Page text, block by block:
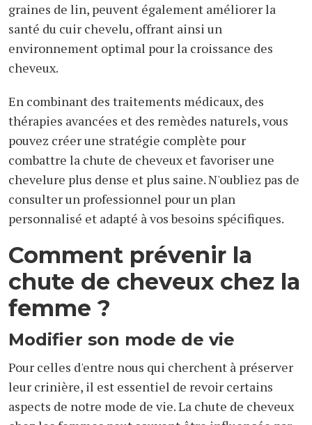
graines de lin, peuvent également améliorer la
santé du cuir chevelu, offrant ainsi un
environnement optimal pour la croissance des
cheveux.
En combinant des traitements médicaux, des
thérapies avancées et des remèdes naturels, vous
pouvez créer une stratégie complète pour
combattre la chute de cheveux et favoriser une
chevelure plus dense et plus saine. N'oubliez pas de
consulter un professionnel pour un plan
personnalisé et adapté à vos besoins spécifiques.
Comment prévenir la
chute de cheveux chez la
femme ?
Modifier son mode de vie
Pour celles d'entre nous qui cherchent à préserver
leur crinière, il est essentiel de revoir certains
aspects de notre mode de vie. La chute de cheveux